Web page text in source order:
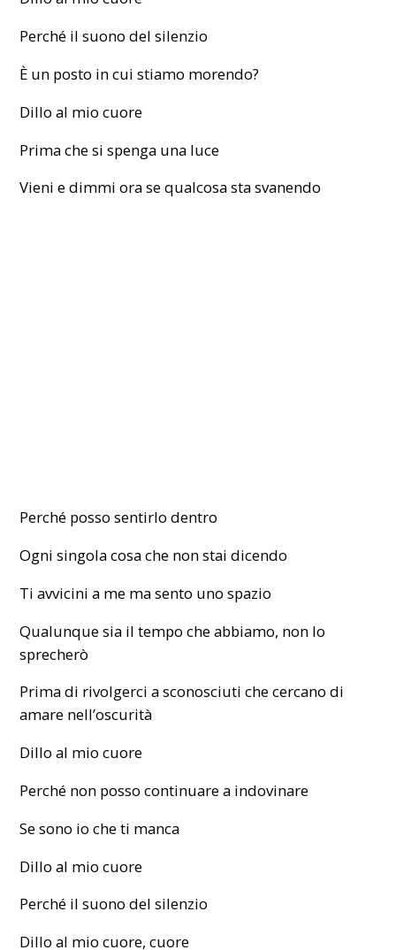
Perché il suono del silenzio
È un posto in cui stiamo morendo?
Dillo al mio cuore
Prima che si spenga una luce
Vieni e dimmi ora se qualcosa sta svanendo
Perché posso sentirlo dentro
Ogni singola cosa che non stai dicendo
Ti avvicini a me ma sento uno spazio
Qualunque sia il tempo che abbiamo, non lo
sprecherò
Prima di rivolgerci a sconosciuti che cercano di
amare nell’oscurità
Dillo al mio cuore
Perché non posso continuare a indovinare
Se sono io che ti manca
Dillo al mio cuore
Perché il suono del silenzio
Dillo al mio cuore, cuore